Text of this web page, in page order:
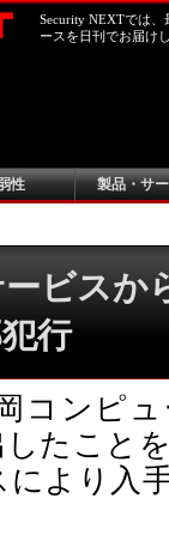
Security NEXTでは
ースを日刊でお届け
性 製品・サ
ビスか
行
コンピ
たこと
より入